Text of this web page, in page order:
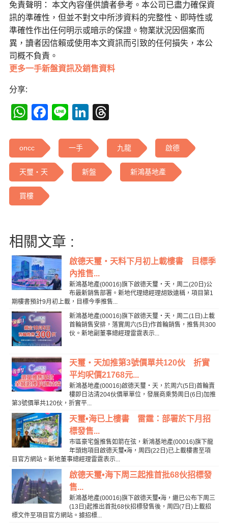
免責聲明： 本文內容僅供讀者參考。本公司已盡力確保資
訊的準確性，但並不對文中所涉資料的完整性、即時性或
準確性作出任何明示或暗示的保證。物業狀況因個案而
異，讀者因信賴或使用本文資訊而引致的任何損失，本公
司概不負責。
更多一手新盤資訊及銷售資料
分享:
WhatsApp
Facebook
LineLinkedIn
oncc 一手 九龍 啟德
天璽‧天 新盤 新鴻基地產
買樓
相關文章 :
啟德天璽‧天料下月初上載樓書 目標季
內推售...
新鴻基地產(00016)旗下啟德天璽‧天，周二(20日)公
布最新銷售部署。新地代理總經理胡致遠稱，項目第1
期樓書預計9月初上載，目標今季推售...
新鴻基地產(00016)旗下啟德天璽‧天，周二(1日)上載
首輪銷售安排，落實周六(5日)作首輪銷售，推售共300
伙。新地副董事總經理雷霆表示...
天璽‧天加推第3號價單共120伙 折實
平均呎價21768元...
新鴻基地產(00016)啟德天璽‧天，於周六(5日)首輪賣
樓即日沽清204伙價單單位，發展商乘勢周日(6日)加推
第3號價單共120伙，折實平...
天璽•海已上樓書 雷霆：部署於下月招
標發售...
市區豪宅盤推售如箭在弦，新鴻基地產(00016)旗下龍
年頭炮項目啟德天璽•海，周四(22日)已上載樓書至項
目官方網站。新地董事總經理雷霆表示...
啟德天璽•海下周三起推首批68伙招標發
售...
新鴻基地產(00016)旗下啟德天璽•海，繼已公布下周三
(13日)起推出首批68伙招標發售後，周四(7日)上載招
標文件至項目官方網站。據招標...